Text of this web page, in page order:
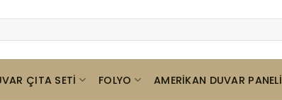
ÇITA SETI FOLYO AMERIKAN DUVAR PANELI